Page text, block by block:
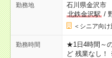
勤務地
石川県金沢市
北鉄金沢駅/
＜シニア向け
勤務時間
★1日4時間～
ど 残業なし